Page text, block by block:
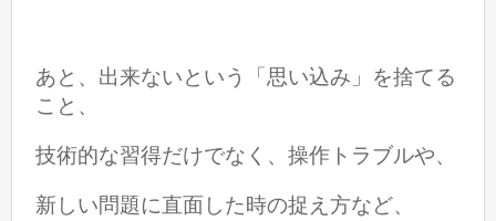
あと、出来ないという「思い込み」を捨てる
こと、
技術的な習得だけでなく、操作トラブルや、
新しい問題に直面した時の捉え方など、